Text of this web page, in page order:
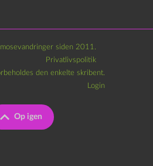
siden 2011.
Privatlivspolitik
Op igen
den enkelte skribent.
Login